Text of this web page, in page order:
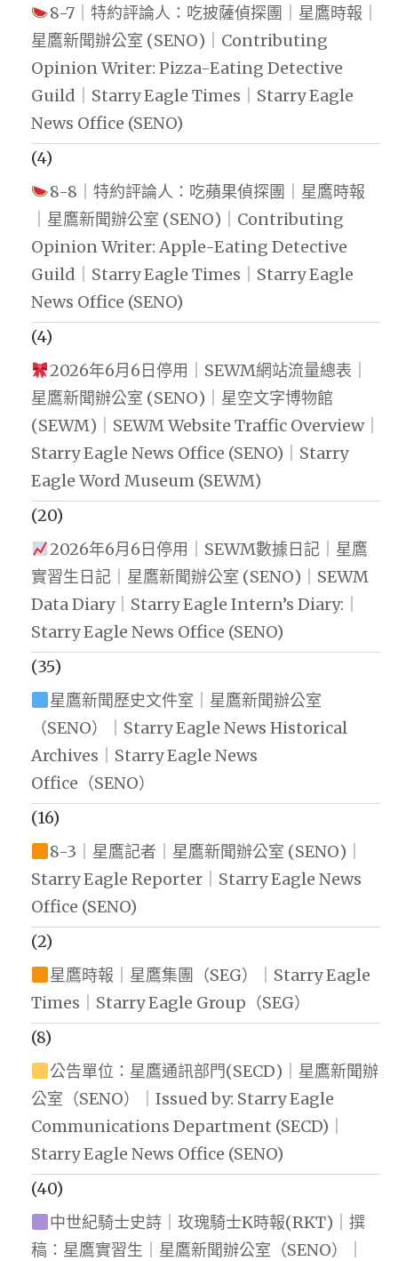
8-7｜特約評論人：吃披薩偵探團｜星鷹時報｜
星鷹新聞辦公室 (SENO)｜Contributing
Opinion Writer: Pizza-Eating Detective
Guild｜Starry Eagle Times｜Starry Eagle
News Office (SENO)
(4)
8-8｜特約評論人：吃蘋果偵探團｜星鷹時報
｜星鷹新聞辦公室 (SENO)｜Contributing
Opinion Writer: Apple-Eating Detective
Guild｜Starry Eagle Times｜Starry Eagle
News Office (SENO)
(4)
2026年6月6日停用｜SEWM網站流量總表｜
星鷹新聞辦公室 (SENO)｜星空文字博物館
(SEWM)｜SEWM Website Traffic Overview｜
Starry Eagle News Office (SENO)｜Starry
Eagle Word Museum (SEWM)
(20)
2026年6月6日停用｜SEWM數據日記｜星鷹
實習生日記｜星鷹新聞辦公室 (SENO)｜SEWM
Data Diary｜Starry Eagle Intern’s Diary:｜
Starry Eagle News Office (SENO)
(35)
星鷹新聞歷史文件室｜星鷹新聞辦公室
（SENO）｜Starry Eagle News Historical
Archives｜Starry Eagle News
Office（SENO）
(16)
8-3｜星鷹記者｜星鷹新聞辦公室 (SENO)｜
Starry Eagle Reporter｜Starry Eagle News
Office (SENO)
(2)
星鷹時報｜星鷹集團（SEG）｜Starry Eagle
Times｜Starry Eagle Group（SEG）
(8)
公告單位：星鷹通訊部門(SECD)｜星鷹新聞辦
公室（SENO）｜Issued by: Starry Eagle
Communications Department (SECD)｜
Starry Eagle News Office (SENO)
(40)
中世紀騎士史詩｜玫瑰騎士K時報(RKT)｜撰
稿：星鷹實習生｜星鷹新聞辦公室（SENO）｜